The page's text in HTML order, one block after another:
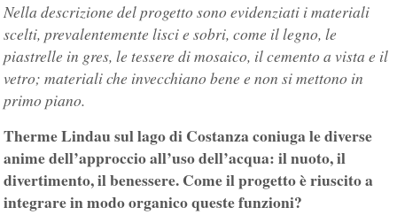
Nella descrizione del progetto sono evidenziati i materiali
scelti, prevalentemente lisci e sobri, come il legno, le
piastrelle in gres, le tessere di mosaico, il cemento a vista e il
vetro; materiali che invecchiano bene e non si mettono in
primo piano.
Therme Lindau sul lago di Costanza coniuga le diverse
anime dell’approccio all’uso dell’acqua: il nuoto, il
divertimento, il benessere. Come il progetto è riuscito a
integrare in modo organico queste funzioni?